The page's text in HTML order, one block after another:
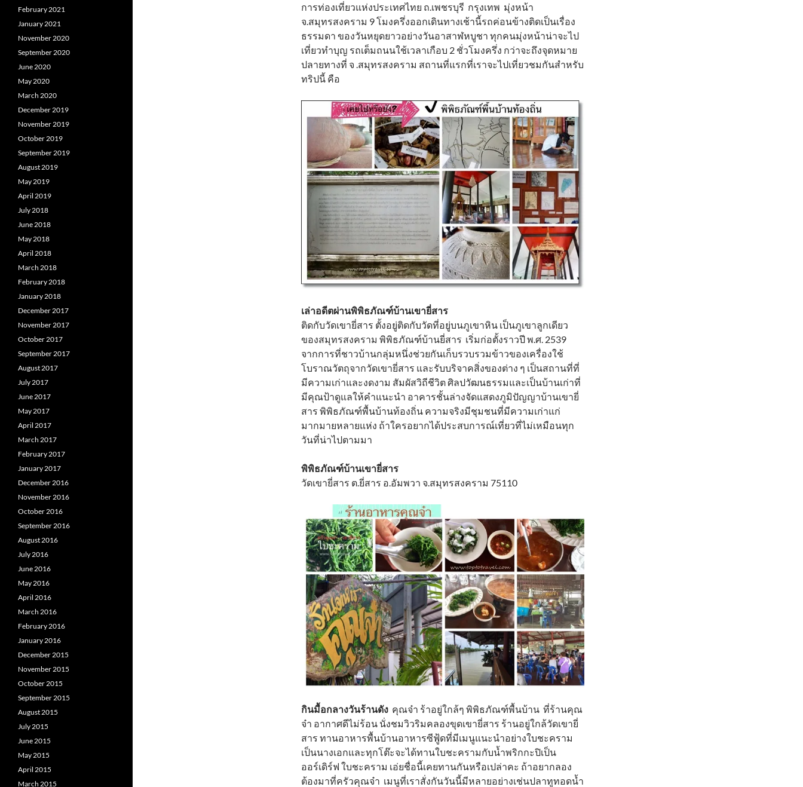
การท่องเที่ยวแห่งประเทศไทย ถ.เพชรบุรี กรุงเทพ มุ่งหน้า
จ.สมุทรสงคราม 9 โมงครึ่งออกเดินทางเช้านี้รถค่อนข้างติดเป็นเรื่อง
ธรรมดา ของวันหยุดยาวอย่างวันอาสาฬหบูชา ทุกคนมุ่งหน้าน่าจะไป
เที่ยวทำบุญ รถเต็มถนนใช้เวลาเกือบ 2 ชั่วโมงครึ่ง กว่าจะถึงจุดหมาย
ปลายทางที่ จ .สมุทรสงคราม สถานที่แรกที่เราจะไปเที่ยวชมกันสำหรับ
ทริปนี้ คือ
เล่าอดีตผ่านพิพิธภัณฑ์บ้านเขายี่สาร
ติดกับวัดเขายี่สาร ตั้งอยู่ติดกับวัดที่อยู่บนภูเขาหิน เป็นภูเขาลูกเดียว
ของสมุทรสงคราม พิพิธภัณฑ์บ้านยี่สาร เริ่มก่อตั้งราวปี พ.ศ. 2539
จากการที่ชาวบ้านกลุ่มหนึ่งช่วยกันเก็บรวบรวมข้าวของเครื่องใช้
โบราณวัตถุจากวัดเขายี่สาร และรับบริจาคสิ่งของต่าง ๆ เป็นสถานที่ที่
มีความเก่าและงดงาม สัมผัสวิถีชีวิต ศิลปวัฒนธรรมและเป็นบ้านเก่าที่
มีคุณป้าดูแลให้คำแนะนำ อาคารชั้นล่างจัดแสดงภูมิปัญญาบ้านเขายี่
สาร พิพิธภัณฑ์พื้นบ้านท้องถิ่น ความจริงมีชุมชนที่มีความเก่าแก่
มากมายหลายแห่ง ถ้าใครอยากได้ประสบการณ์เที่ยวที่ไม่เหมือนทุก
วันที่น่าไปตามมา
พิพิธภัณฑ์บ้านเขายี่สาร
วัดเขายี่สาร ต.ยี่สาร อ.อัมพวา จ.สมุทรสงคราม 75110
กินมื้อกลางวันร้านดัง คุณจ๋า ร้าอยู่ใกล้ๆ พิพิธภัณฑ์พื้นบ้าน ที่ร้านคุณ
จ๋า อากาศดีไม่ร้อน นั่งชมวิวริมคลองขุดเขายี่สาร ร้านอยู่ใกล้วัดเขายี่
สาร ทานอาหารพื้นบ้านอาหารซีฟู้ดที่มีเมนูแนะนำอย่างใบชะคราม
เป็นนางเอกและทุกโต๊ะจะได้ทานใบชะครามกับน้ำพริกกะปิเป็น
ออร์เดิร์ฟ ใบชะคราม เอ่ยชื่อนี้เคยทานกันหรือเปล่าคะ ถ้าอยากลอง
ต้องมาที่ครัวคุณจ๋า เมนูที่เราสั่งกันวันนี้มีหลายอย่างเช่นปลาทูทอดน้ำ
February 2021
January 2021
November 2020
September 2020
June 2020
May 2020
March 2020
December 2019
November 2019
October 2019
September 2019
August 2019
May 2019
April 2019
July 2018
June 2018
May 2018
April 2018
March 2018
February 2018
January 2018
December 2017
November 2017
October 2017
September 2017
August 2017
July 2017
June 2017
May 2017
April 2017
March 2017
February 2017
January 2017
December 2016
November 2016
October 2016
September 2016
August 2016
July 2016
June 2016
May 2016
April 2016
March 2016
February 2016
January 2016
December 2015
November 2015
October 2015
September 2015
August 2015
July 2015
June 2015
May 2015
April 2015
March 2015